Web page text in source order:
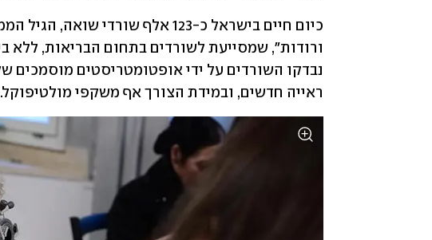
ראייה חדשים, ובמידת הצורך אף משקפי מולטיפוקל.